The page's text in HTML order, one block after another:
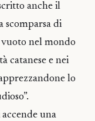
anche il
scomparsa di
nel mondo
catanese e nei
lo
una